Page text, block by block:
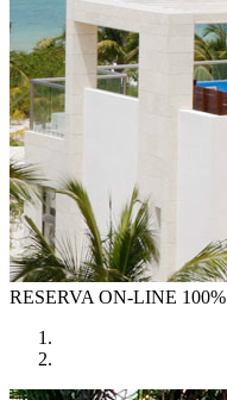
RESERVA ON-LINE 100%